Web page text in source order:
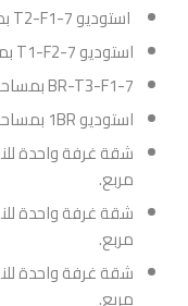
استوديو T2-F1-7 بمساحة 394.00 قدم مربع.
استوديو T1-F2-7 بمساحة 412.00 قدم مربع.
BR-T3-F1-7 بمساحة 412.00 قدم مربع.
استوديو 1BR بمساحة 451.00 قدم مربع.
مربع.
مربع.
مربع.